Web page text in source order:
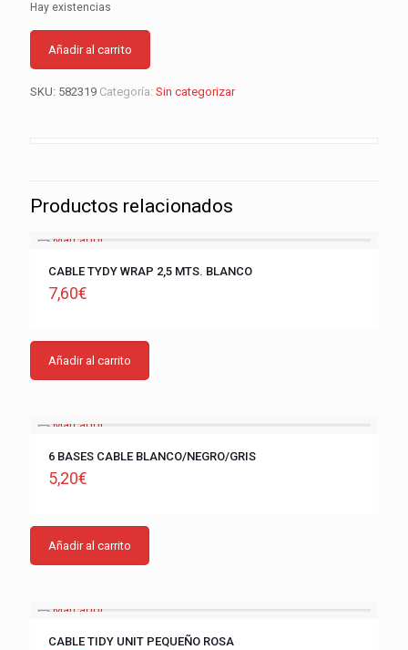
Hay existencias
Añadir al carrito
SKU: 582319 Categoría: Sin categorizar
Productos relacionados
CABLE TYDY WRAP 2,5 MTS. BLANCO
7,60€
Añadir al carrito
6 BASES CABLE BLANCO/NEGRO/GRIS
5,20€
Añadir al carrito
CABLE TIDY UNIT PEQUEÑO ROSA